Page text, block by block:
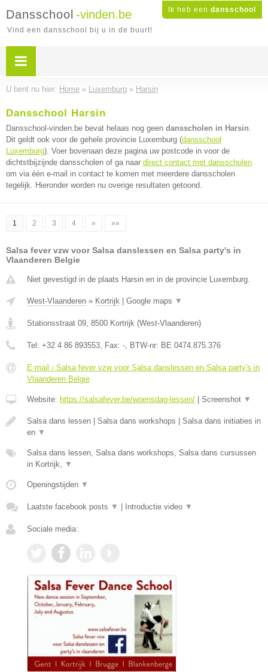
Ik heb een dansschool
Dansschool -vinden.be
Vind een dansschool bij u in de buurt!
U bent nu hier: Home » Luxemburg » Harsin
Dansschool Harsin
Dansschool-vinden.be bevat helaas nog geen dansscholen in Harsin.
Dit geldt ook voor de gehele provincie Luxemburg (dansschool
Luxemburg). Voer bovenaan deze pagina uw postcode in voor de
dichtstbijzijnde dansscholen of ga naar direct contact met dansscholen
om via één e-mail in contact te komen met meerdere dansscholen
tegelijk. Hieronder worden nu overige resultaten getoond.
1 2 3 4 » »»
Salsa fever vzw voor Salsa danslessen en Salsa party's in
Vlaanderen Belgie
Niet gevestigd in de plaats Harsin en in de provincie Luxemburg.
West-Vlaanderen » Kortrijk Google maps ▼
Stationsstraat 09, 8500 Kortrijk (West-Vlaanderen)
Tel: +32 4 86 893553, Fax: -, BTW-nr: BE 0474.875.376
E-mail › Salsa fever vzw voor Salsa danslessen en Salsa party's in
Vlaanderen Belgie
Website: https://salsafever.be/woensdag-lessen/ Screenshot ▼
Salsa dans lessen | Salsa dans workshops | Salsa dans initiaties in
en ▼
Salsa dans lessen, Salsa dans workshops, Salsa dans cursussen
in Kortrijk, ▼
Openingstijden ▼
Laatste facebook posts ▼ Introductie video ▼
Sociale media: